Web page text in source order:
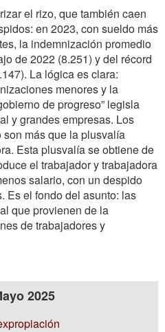
el rizo, que también caen
en 2023, con sueldo más
la indemnización promedio
de 2022 (8.251) y del récord
La lógica es clara:
menores y la
de progreso” legisla
y grandes empresas. Los
más que la plusvalía
Esta plusvalía se obtiene de
el trabajador y trabajadora
salario, con un despido
Es el fondo del asunto: las
que provienen de la
de trabajadores y
2025